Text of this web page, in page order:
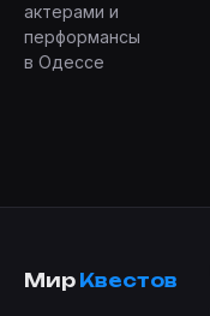
актерами и
перформансы
в Одессе
Мир Квестов